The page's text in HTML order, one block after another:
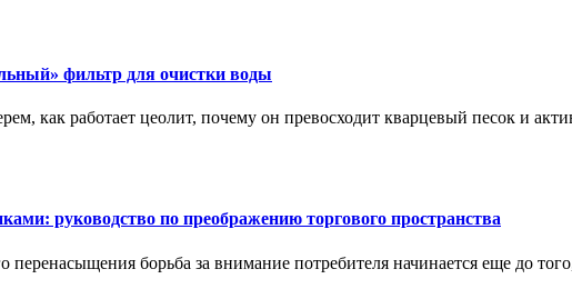
фильтр для очистки воды
как работает цеолит, почему он превосходит кварцевый песок и
руководство по преображению торгового пространства
борьба за внимание потребителя начинается еще до